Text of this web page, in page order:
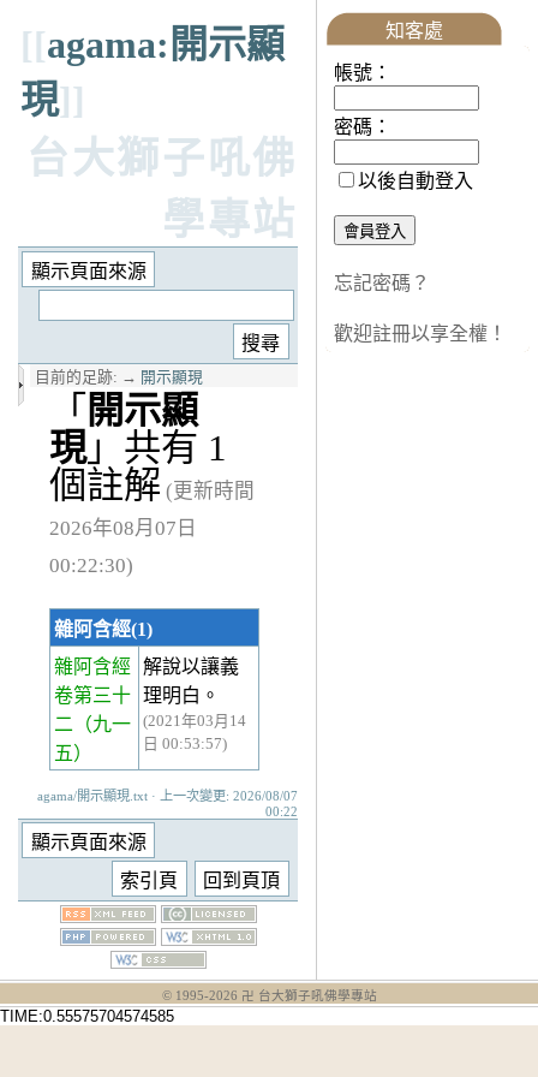
[[agama:開示顯
現]]
台大獅子吼佛
學專站
目前的足跡: → 開示顯現
「 開示顯
現」共有 1
個註解 (更新時間
2026年08月07日
00:22:30)
雜阿含經(1)
雜阿含經
卷第三十
二 （九一
五）
解說以讓義
理明白。
(2021年03月14
日 00:53:57)
agama/開示顯現.txt · 上一次變更: 2026/08/07
00:22
知客處
帳號：
密碼：
以後自動登入
忘記密碼？
歡迎註冊以享全權！
© 1995-2026 卍 台大獅子吼佛學專站
TIME:0.55575704574585